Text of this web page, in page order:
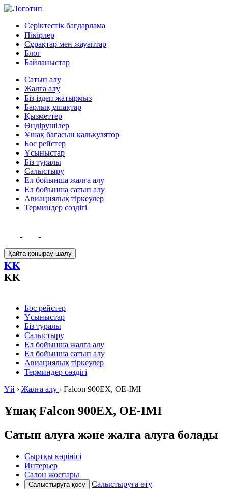
Серіктестік бағдарлама
Пікірлер
Сұрақтар мен жауаптар
Блог
Байланыстар
Сатып алу
Жалға алу
Біз іздеп жатырмыз
Барлық ұшақтар
Қызметтер
Өндірушілер
Ұшақ бағасын калькулятор
Бос рейстер
Ұсыныстар
Біз туралы
Салыстыру
Ел бойынша жалға алу
Ел бойынша сатып алу
Авиациялық тіркеулер
Терминдер сөздігі
Қайта қоңырау шалу
KK
KK
Бос рейстер
Ұсыныстар
Біз туралы
Салыстыру
Ел бойынша жалға алу
Ел бойынша сатып алу
Авиациялық тіркеулер
Терминдер сөздігі
Үй › Жалға алу › Falcon 900EX, OE-IMI
Ұшақ Falcon 900EX, OE-IMI
Сатып алуға және жалға алуға болады
Сыртқы көрінісі
Интерьер
Салон жоспары
Салыстыруға қосу Салыстыруға өту